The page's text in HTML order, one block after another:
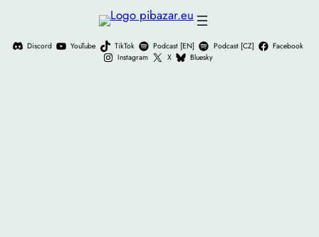
obsahDiscord YouTube TikTok Podcast [EN] Podcast [CZ]
Facebook
Instagram
X Bluesky